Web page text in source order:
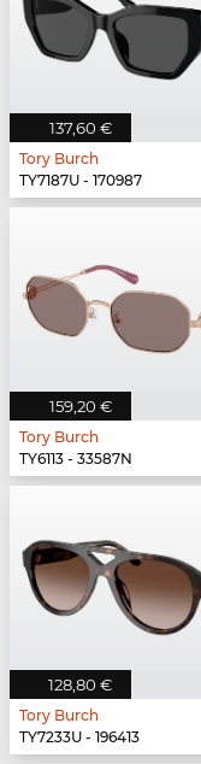
137,60 €
Tory Burch
TY7187U - 170987
159,20 €
Tory Burch
TY6113 - 33587N
128,80 €
Tory Burch
TY7233U - 196413